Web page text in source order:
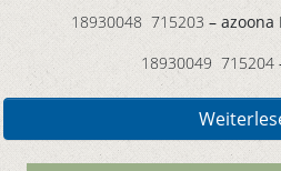
18930048 715203 –
18930049 715204